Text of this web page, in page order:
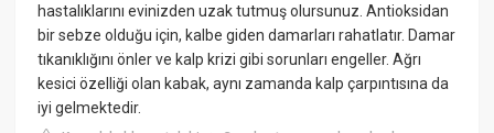
hastalıklarını evinizden uzak tutmuş olursunuz. Antioksidan
bir sebze olduğu için, kalbe giden damarları rahatlatır. Damar
tıkanıklığını önler ve kalp krizi gibi sorunları engeller. Ağrı
kesici özelliği olan kabak, aynı zamanda kalp çarpıntısına da
iyi gelmektedir.